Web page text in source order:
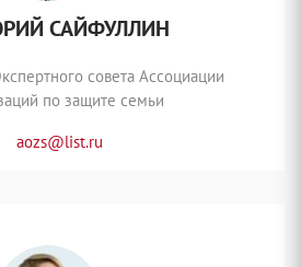
САЙФУЛЛИН
совета Ассоциации
по защите семьи
aozs@list.ru